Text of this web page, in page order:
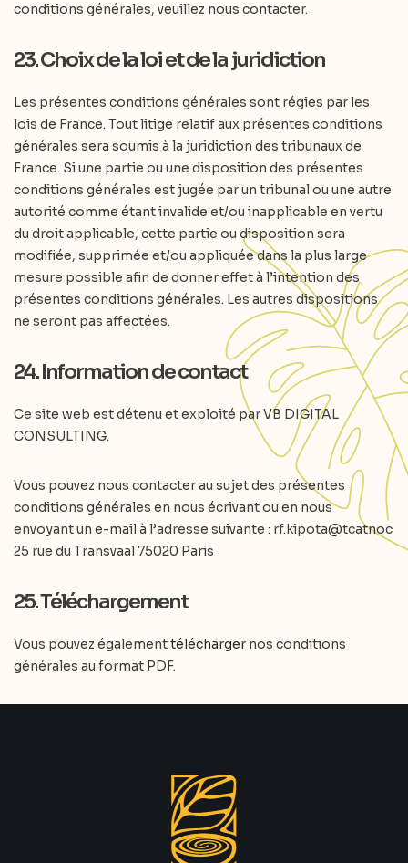
conditions générales, veuillez nous contacter.
23. Choix de la loi et de la juridiction
Les présentes conditions générales sont régies par les
lois de France. Tout litige relatif aux présentes conditions
générales sera soumis à la juridiction des tribunaux de
France. Si une partie ou une disposition des présentes
conditions générales est jugée par un tribunal ou une autre
autorité comme étant invalide et/ou inapplicable en vertu
du droit applicable, cette partie ou disposition sera
modifiée, supprimée et/ou appliquée dans la plus large
mesure possible afin de donner effet à l’intention des
présentes conditions générales. Les autres dispositions
ne seront pas affectées.
24. Information de contact
Ce site web est détenu et exploité par VB DIGITAL
CONSULTING.
Vous pouvez nous contacter au sujet des présentes
conditions générales en nous écrivant ou en nous
envoyant un e-mail à l’adresse suivante : rf.kipota@tcatnoc
25 rue du Transvaal 75020 Paris
25. Téléchargement
Vous pouvez égalementtélécharger nos conditions
générales au format PDF.